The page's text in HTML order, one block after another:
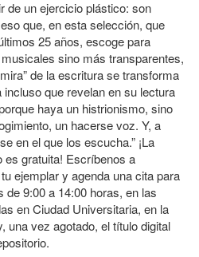
de un ejercicio plástico: son
que, en esta selección, que
25 años, escoge para
sino más transparentes,
de la escritura se transforma
incluso que revelan en su lectura
haya un histrionismo, sino
un hacerse voz. Y, a
en el que los escucha.” ¡La
es gratuita! Escríbenos a
ejemplar y agenda una cita para
de 9:00 a 14:00 horas, en las
en Ciudad Universitaria, en la
una vez agotado, el título digital